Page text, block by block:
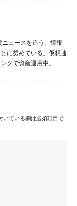
ュースを追う。情報
に努めている。仮想通
グで資産運用中。
いている欄は必須項目で